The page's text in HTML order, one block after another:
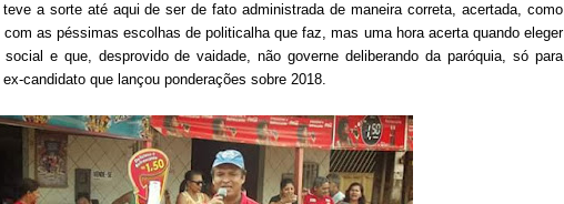
teve a sorte até aqui de ser de fato administrada de maneira correta, acertada, como
as péssimas escolhas de politicalha que faz, mas uma hora acerta quando eleger
e que, desprovido de vaidade, não governe deliberando da paróquia, só para
ex-candidato que lançou ponderações sobre 2018.